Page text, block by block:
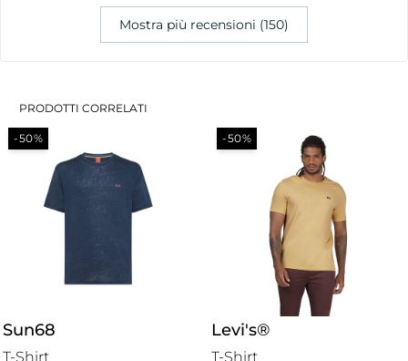
Mostra più recensioni (150)
PRODOTTI CORRELATI
-50%
Sun68
T-Shirt
-50%
Levi's®
T-Shirt